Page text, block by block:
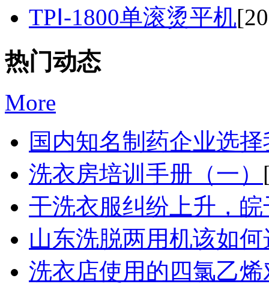
TPⅠ-1800单滚烫平机
热门动态
More
国内知名制药企业选择
洗衣房培训手册（一）
干洗衣服纠纷上升，皖
山东洗脱两用机该如何
洗衣店使用的四氯乙烯